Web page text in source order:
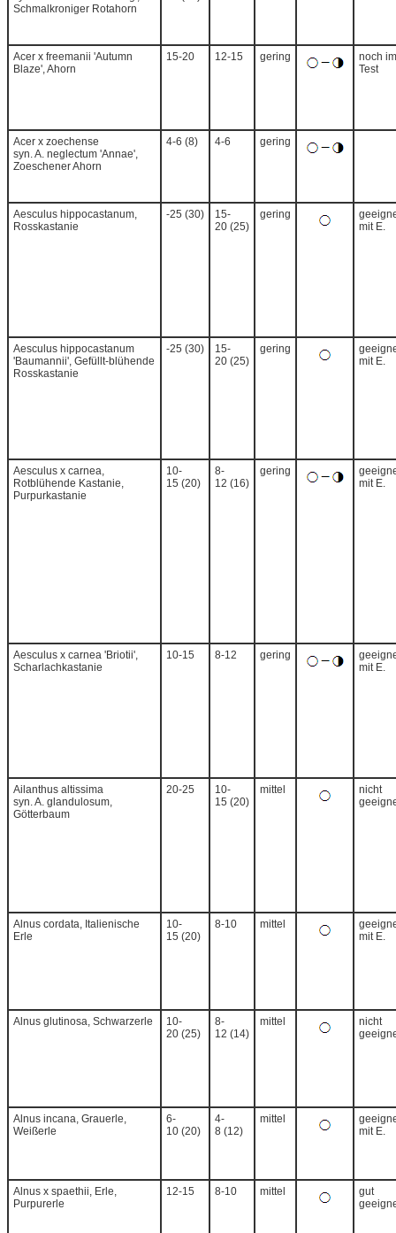
Schmalkroniger Rotahorn
Acer x freemanii 'Autumn
Blaze', Ahorn
15-20 12-15 gering
noch im
Test
Acer x zoechense
syn. A. neglectum 'Annae',
Zoeschener Ahorn
4-6 (8) 4-6 gering
Aesculus hippocastanum,
Rosskastanie
-25 (30)
15-
20 (25)
gering
mit E.
Aesculus hippocastanum
'Baumannii', Gefüllt-blühende
Rosskastanie
-25 (30)
15-
20 (25)
gering
mit E.
Aesculus x carnea,
Rotblühende Kastanie,
Purpurkastanie
10-
15 (20)
8-
12 (16)
gering
mit E.
Aesculus x carnea 'Briotii',
Scharlachkastanie
10-15 8-12 gering
mit E.
Ailanthus altissima
syn. A. glandulosum,
Götterbaum
20-25
10-
15 (20)
mittel
nicht
Alnus cordata, Italienische
Erle
10-
15 (20)
8-10 mittel
mit E.
Alnus glutinosa, Schwarzerle
10-
20 (25)
8-
12 (14)
mittel
nicht
Alnus incana, Grauerle,
Weißerle
6-
10 (20)
4-
8 (12)
mittel
mit E.
Alnus x spaethii, Erle,
Purpurerle
12-15 8-10 mittel
gut